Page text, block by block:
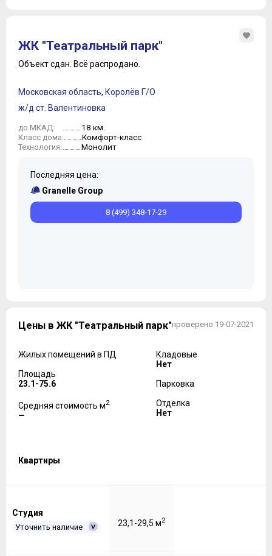
ЖК "Театральный парк"
Объект сдан. Всё распродано.
Московская область, Королёв Г/О
ж/д ст. Валентиновка
до МКАД: 18 км.
Класс дома: Комфорт-класс
Технология: Монолит
Последняя цена:
Granelle Group
8 (499) 348-17-29
проверено 19-07-2021
Цены в ЖК "Театральный парк"
Жилых помещений в ПД
Площадь
23.1-75.6
Средняя стоимость м2
—
Кладовые
Нет
Парковка
Отделка
Нет
Квартиры
Студия
Уточнить наличие 23,1-29,5 м2